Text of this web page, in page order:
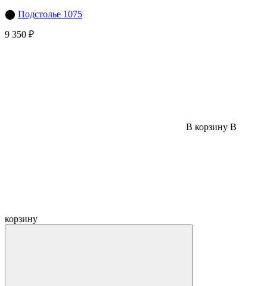
⬤ Подстолье 1075
9 350 ₽
В корзину В
корзину